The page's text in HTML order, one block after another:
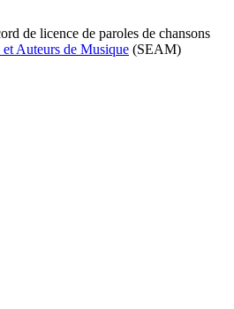
de licence de paroles de chansons
et Auteurs de Musique (SEAM)